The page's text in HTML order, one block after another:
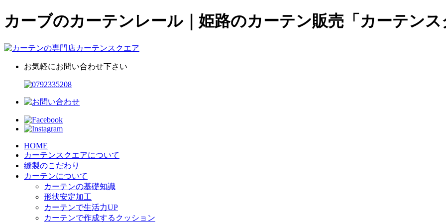
カーブのカーテンレール｜姫路のカーテン販売「カーテン
お気軽にお問い合わせ下さい
HOME
カーテンスクエアについて
縫製のこだわり
カーテンについて
カーテンの基礎知識
形状安定加工
カーテンで生活力UP
カーテンで作成するクッション